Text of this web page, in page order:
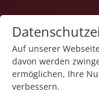
Auf unserer
davon werden
ermöglichen, Ihre
verbessern.